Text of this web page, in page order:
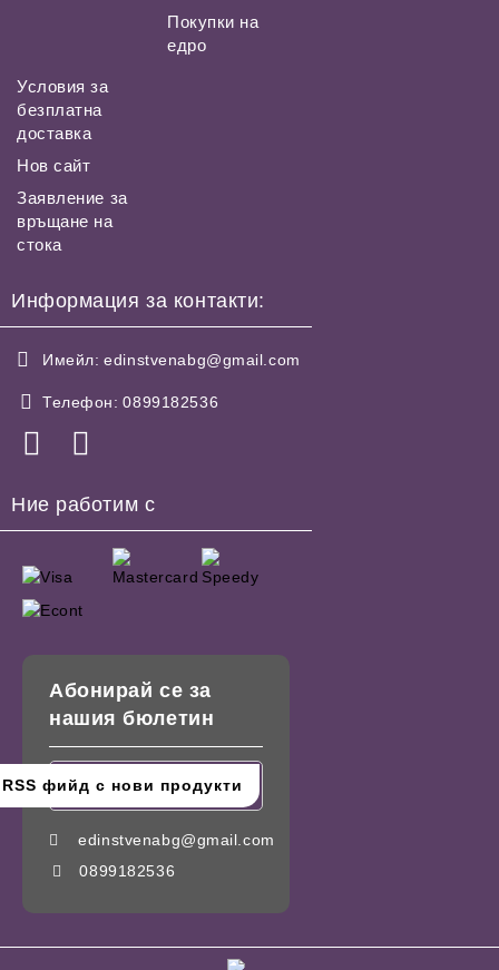
Покупки на
едро
Условия за
безплатна
доставка
Нов сайт
Заявление за
връщане на
стока
Информация за контакти:
Имейл: edinstvenabg@gmail.com
Телефон: 0899182536
Ние работим с
Абонирай се за
нашия бюлетин
edinstvenabg@gmail.com
0899182536